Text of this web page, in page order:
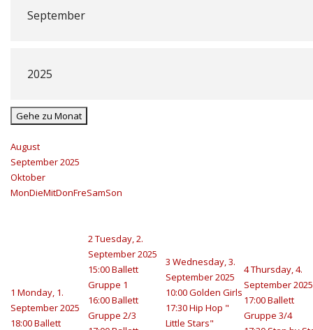
Gehe zu Monat
August
September 2025
Oktober
MonDieMitDonFreSamSon
1 Monday, 1.
September 2025
18:00 Ballett
2Tuesday, 2.
September 2025
15:00 Ballett
Gruppe 1
16:00 Ballett
Gruppe 2/3
3 Wednesday, 3.
September 2025
10:00 Golden Girls
17:30 Hip Hop "
Little Stars"
4Thursday, 4.
September 2025
17:00 Ballett
Gruppe 3/4